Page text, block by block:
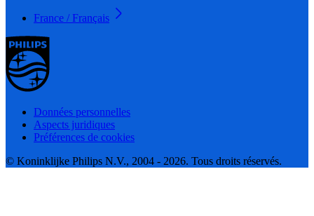
France / Français
Données personnelles
Aspects juridiques
Préférences de cookies
© Koninklijke Philips N.V., 2004 - 2026. Tous droits réservés.